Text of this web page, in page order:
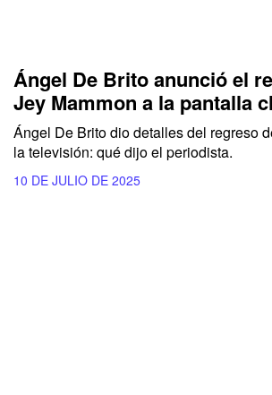
Ángel De Brito anunció el
Jey Mammon a la pantalla
Ángel De Brito dio detalles del regreso
la televisión: qué dijo el periodista.
10 DE JULIO DE 2025